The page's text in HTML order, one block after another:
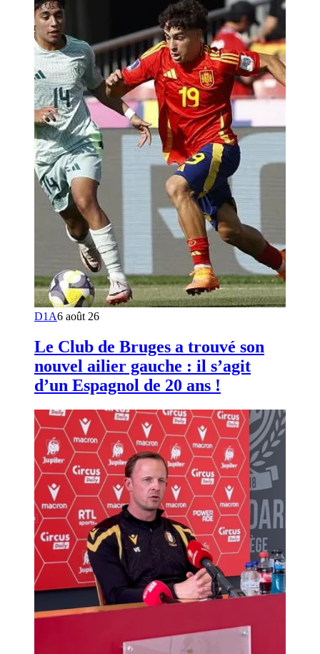
D1A6 août 26
Le Club de Bruges a trouvé son
nouvel ailier gauche : il s’agit
d’un Espagnol de 20 ans !